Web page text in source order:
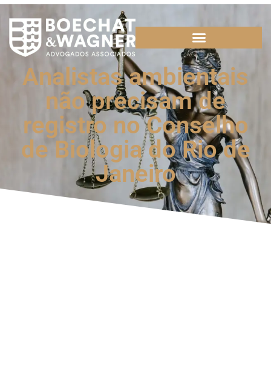
Analistas ambientais
não precisam de
registro no Conselho
de Biologia do Rio de
Janeiro